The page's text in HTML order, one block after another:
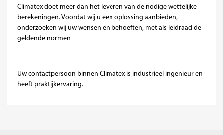
Climatex doet meer dan het leveren van de nodige wettelijke
berekeningen. Voordat wij u een oplossing aanbieden,
onderzoeken wij uw wensen en behoeften, met als leidraad de
geldende normen
Uw contactpersoon binnen Climatex is industrieel ingenieur en
heeft praktijkervaring.